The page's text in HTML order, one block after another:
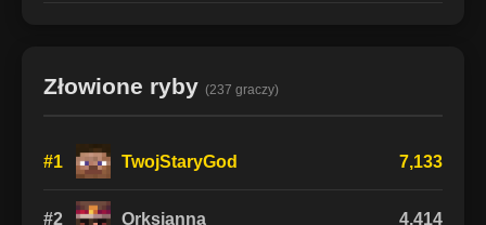
Złowione ryby (237 graczy)
#1 TwojStaryGod 7,133
#2 Orksianna 4,414